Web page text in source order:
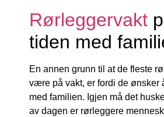
Rørleggervakt
tiden med
En annen grunn til at de fleste
være på vakt, er fordi de ønsker
med familien. Igjen må det
av dagen er rørleggere